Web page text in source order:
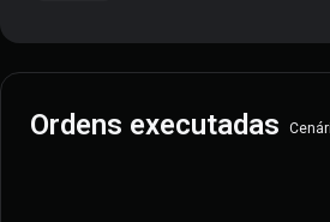
Ordens executadas